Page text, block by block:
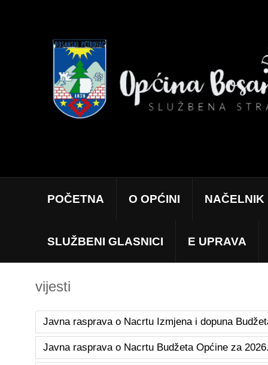
POČETNA O OPĆINI NAČELNIK
SLUŽBENI GLASNICI E UPRAVA
vijesti
Javna rasprava o Nacrtu Izmjena i dopuna
Javna rasprava o Nacrtu Budžeta Općine za